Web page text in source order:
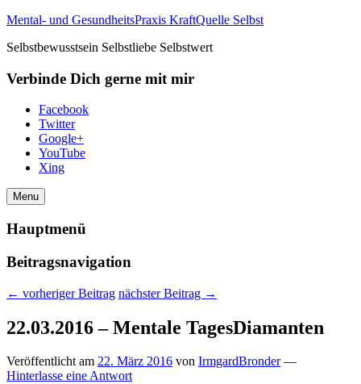
Mental- und GesundheitsPraxis KraftQuelle Selbst
Selbstbewusstsein Selbstliebe Selbstwert
Verbinde Dich gerne mit mir
Facebook
Twitter
Google+
YouTube
Xing
Menu
Hauptmenü
Beitragsnavigation
← vorheriger Beitrag nächster Beitrag →
22.03.2016 – Mentale TagesDiamanten
Veröffentlicht am 22. März 2016 von IrmgardBronder —
Hinterlasse eine Antwort